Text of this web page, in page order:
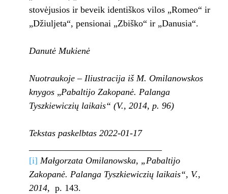
stovėjusios ir beveik identiškos vilos „Romeo“ ir
„Džiuljeta“, pensionai „Zbiško“ ir „Danusia“.
Danutė Mukienė
Nuotraukoje – Iliustracija iš M. Omilanowskos
knygos„Pabaltijo Zakopanė. Palanga
Tyszkiewiczių laikais“ (V., 2014, p. 96)
Tekstas paskelbtas 2022-01-17
[i] Małgorzata Omilanowska, „Pabaltijo
Zakopanė. Palanga Tyszkiewiczių laikais“, V.,
2014, p. 143.